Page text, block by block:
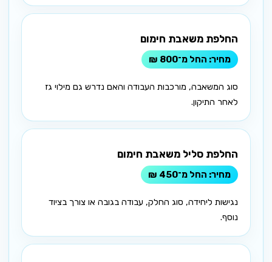
החלפת משאבת חימום
החל מ־800 ₪
סוג המשאבה, מורכבות העבודה והאם נדרש גם מילוי גז
לאחר התיקון.
החלפת סליל משאבת חימום
החל מ־450 ₪
נגישות ליחידה, סוג החלק, עבודה בגובה או צורך בציוד
נוסף.